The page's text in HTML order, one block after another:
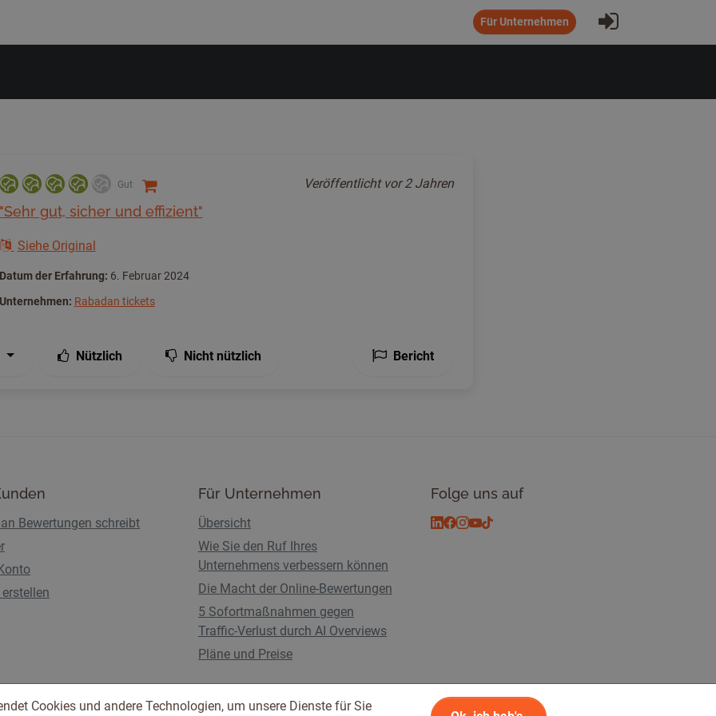
Für Unternehmen Eintragen
Gut Veröffentlicht vor 2 Jahren
"Sehr gut, sicher und effizient"
Siehe Original
Datum der Erfahrung: 6. Februar 2024
Unternehmen: Rabadan tickets
Nützlich Nicht nützlich Bericht
Bewertungen schreibt
Für Unternehmen
Übersicht
Wie Sie den Ruf Ihres
Unternehmens verbessern können
Die Macht der Online-Bewertungen
5 Sofortmaßnahmen gegen
Traffic-Verlust durch AI Overviews
Pläne und Preise
Folge uns auf
Cookies und andere Technologien, um unsere Dienste für Sie